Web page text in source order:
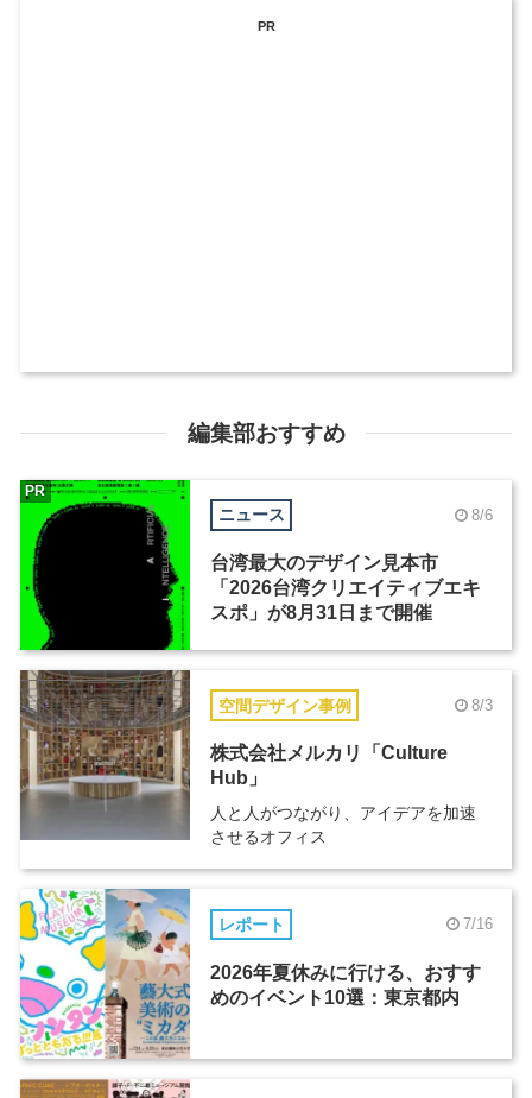
PR
編集部おすすめ
ニュース 8/6
台湾最大のデザイン見本市
「2026台湾クリエイティブエキ
スポ」が8月31日まで開催
PR
空間デザイン事例 8/3
株式会社メルカリ「Culture
Hub」
人と人がつながり、アイデアを加速
させるオフィス
レポート 7/16
2026年夏休みに行ける、おすす
めのイベント10選：東京都内